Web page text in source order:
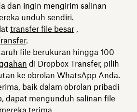
dan ingin mengirim salinan
unduh sendiri.
transfer file besar ,
.
file berukuran hingga 100
di Dropbox Transfer, pilih
ke obrolan WhatsApp Anda.
baik dalam obrolan pribadi
dapat mengunduh salinan file